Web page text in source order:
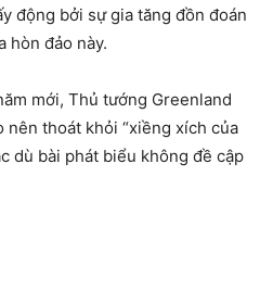
động bởi sự gia tăng đồn đoán
hòn đảo này.
mới, Thủ tướng Greenland
nên thoát khỏi “xiềng xích của
dù bài phát biểu không đề cập